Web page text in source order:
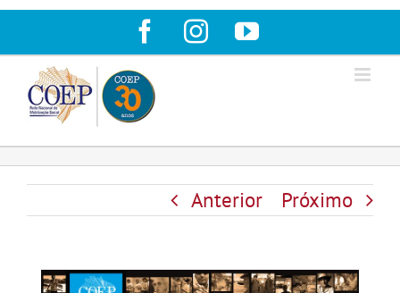
para
conteúdo
Facebook
InstagramYouTube
Anterior Próximo